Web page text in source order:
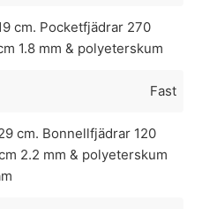
cm. Pocketfjädrar 270
1.8 mm & polyeterskum
Fast
cm. Bonnellfjädrar 120
2.2 mm & polyeterskum